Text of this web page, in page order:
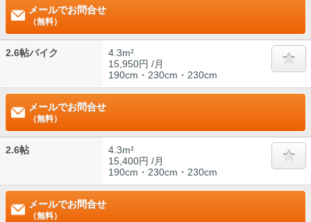
メールでお問合せ
（無料）
2.6帖バイク
4.3m²
15,950円 /月
190cm・230cm・230cm
メールでお問合せ
（無料）
2.6帖
4.3m²
15,400円 /月
190cm・230cm・230cm
メールでお問合せ
（無料）